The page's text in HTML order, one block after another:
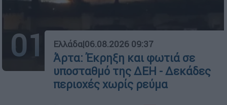
01 Ελλάδα|06.08.2026 09:37
Άρτα: Έκρηξη και φωτιά σε
υποσταθμό της ΔΕΗ - Δεκάδες
περιοχές χωρίς ρεύμα